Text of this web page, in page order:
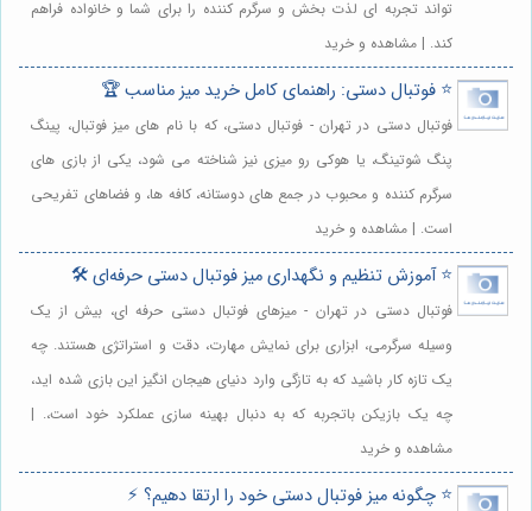
تواند تجربه ای لذت بخش و سرگرم کننده را برای شما و خانواده فراهم
کند. | مشاهده و خرید
⭐️ فو‌تبا‌ل دستی: راهنمای کامل خرید میز مناسب 🏆
فوتبال دستی در تهران - فوتبال دستی، که با نام های میز فوتبال، پینگ
پنگ شوتینگ، یا هوکی رو میزی نیز شناخته می شود، یکی از بازی های
سرگرم کننده و محبوب در جمع های دوستانه، کافه ها، و فضاهای تفریحی
است. | مشاهده و خرید
⭐️ آموزش تنظیم و نگهداری میز فو‌تبا‌ل دستی حرفه‌ای 🛠️
فوتبال دستی در تهران - میزهای فوتبال دستی حرفه ای، بیش از یک
وسیله سرگرمی، ابزاری برای نمایش مهارت، دقت و استراتژی هستند. چه
یک تازه کار باشید که به تازگی وارد دنیای هیجان انگیز این بازی شده اید،
چه یک بازیکن باتجربه که به دنبال بهینه سازی عملکرد خود است،. |
مشاهده و خرید
⭐️ چگونه میز فو‌تبا‌ل دستی خود را ارتقا دهیم؟ ⚡️